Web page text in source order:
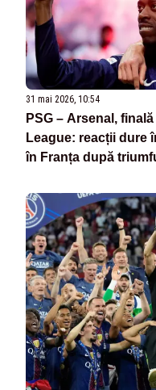
31 mai 2026, 10:54
PSG – Arsenal,
League: reacții dure
în Franța după